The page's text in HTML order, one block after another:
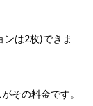
ンは2枚)できま
その料金です。